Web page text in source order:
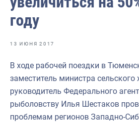
Отраслевые СМИ
Выставки и конференции
Научно-практическая литература
Рыбоохрана России
Отрасль в цифрах
Инфографика
Большая африканская
году
13 ИЮНЯ 2017
В ходе рабочей поездки в
заместитель министра сельского
руководитель Федерального
рыболовству Илья Шестаков
проблемам регионов Западно-